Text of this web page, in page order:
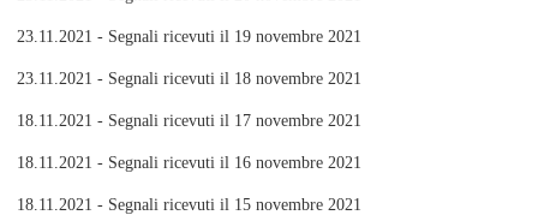
23.11.2021 - Segnali ricevuti il 19 novembre 2021
23.11.2021 - Segnali ricevuti il 18 novembre 2021
18.11.2021 - Segnali ricevuti il 17 novembre 2021
18.11.2021 - Segnali ricevuti il 16 novembre 2021
18.11.2021 - Segnali ricevuti il 15 novembre 2021